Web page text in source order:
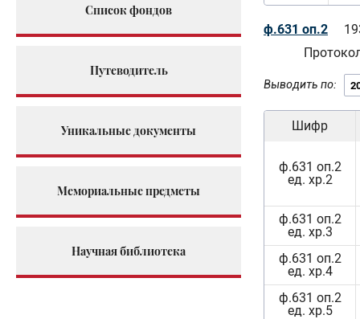
Список фондов
Путеводитель
Уникальные документы
Мемориальные предметы
Научная библиотека
ф.631 оп.2
Выводить по:
Шифр
ф.631 оп.2
ед. хр.2
ф.631 оп.2
ед. хр.3
ф.631 оп.2
ед. хр.4
ф.631 оп.2
ед. хр.5